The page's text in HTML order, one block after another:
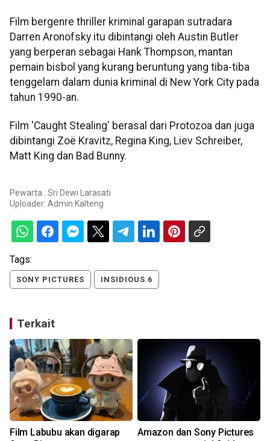
Film bergenre thriller kriminal garapan sutradara
Darren Aronofsky itu dibintangi oleh Austin Butler
yang berperan sebagai Hank Thompson, mantan
pemain bisbol yang kurang beruntung yang tiba-tiba
tenggelam dalam dunia kriminal di New York City pada
tahun 1990-an.
Film 'Caught Stealing' berasal dari Protozoa dan juga
dibintangi Zoë Kravitz, Regina King, Liev Schreiber,
Matt King dan Bad Bunny.
Pewarta : Sri Dewi Larasati
Uploader: Admin Kalteng
Tags:
SONY PICTURES INSIDIOUS 6
Terkait
Film Labubu akan digarap
Amazon dan Sony Pictures